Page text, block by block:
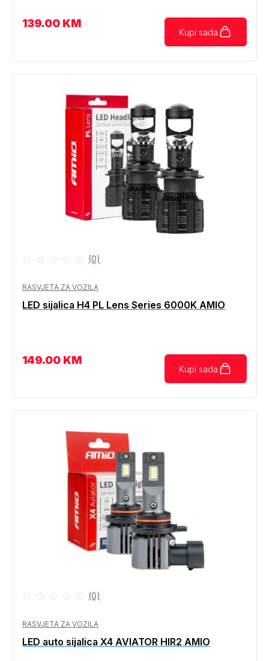
139.00 KM
Kupi sada
(0)
RASVJETA ZA VOZILA
LED sijalica H4 PL Lens Series 6000K AMIO
149.00 KM
Kupi sada
(0)
RASVJETA ZA VOZILA
LED auto sijalica X4 AVIATOR HIR2 AMIO